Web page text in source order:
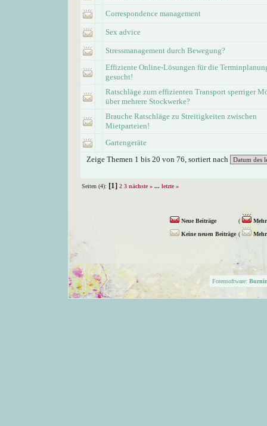
Correspondence management
Sex advice
Stressmanagement durch Bewegung?
Effiziente Online-Lösungen für die
gesucht!
Ratschläge zum effizienten Transport sperriger
über mehrere Stockwerke?
Brauche Ratschläge zu Streitigkeiten zwischen
Mietparteien!
Gartengeräte
Zeige Themen 1 bis 20 von 76, sortiert nach
Seiten (4): [1] 2 3 nächste » ... letzte »
Neue Beiträge (
Keine neuen Beiträge (
Forensoftware: